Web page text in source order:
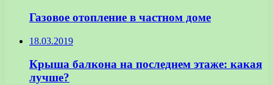
Газовое отопление в частном доме
18.03.2019
Крыша балкона на последнем этаже: какая
лучше?